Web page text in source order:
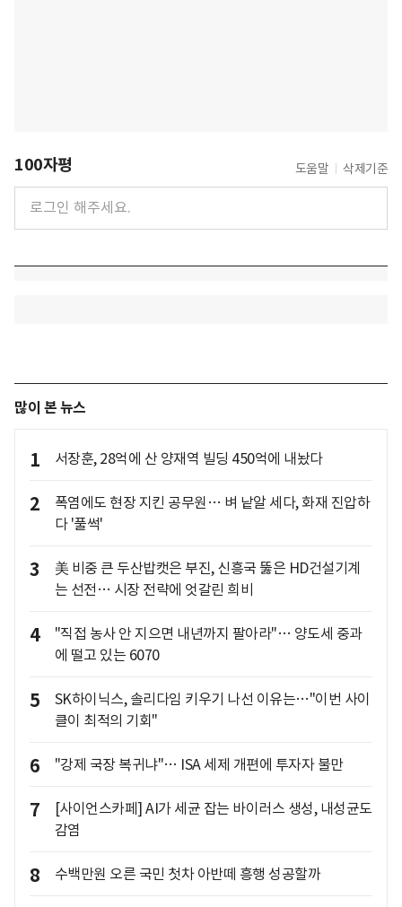
100자평 도움말 삭제기준
많이 본 뉴스
1 서장훈, 28억에 산 양재역 빌딩 450억에 내놨다
2
폭염에도 현장 지킨 공무원… 벼 낱알 세다, 화재 진압하
다 '풀썩'
3
美 비중 큰 두산밥캣은 부진, 신흥국 뚫은 HD건설기계
는 선전… 시장 전략에 엇갈린 희비
4
"직접 농사 안 지으면 내년까지 팔아라"… 양도세 중과
에 떨고 있는 6070
5
SK하이닉스, 솔리다임 키우기 나선 이유는…"이번 사이
클이 최적의 기회"
6 "강제 국장 복귀냐"… ISA 세제 개편에 투자자 불만
7
[사이언스카페] AI가 세균 잡는 바이러스 생성, 내성균도
감염
8 수백만원 오른 국민 첫차 아반떼 흥행 성공할까